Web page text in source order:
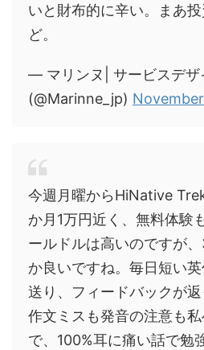
いと財布的に辛い。まあ
ど。
— マリンヌ| サービスデザ
(@Marinne_jp)
今週月曜からHiNative
か月1万円近く、無料体験
ールドルは高いのですが
か良いですね。毎日短い
送り、フィードバックが返
作文ミスも発音の注意も
で、100%耳に痛い話で勉